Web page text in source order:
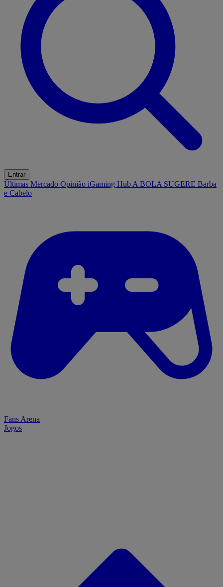
Entrar
Últimas Mercado Opinião iGaming Hub A BOLA SUGERE Barba
e Cabelo
Fans Arena
Jogos